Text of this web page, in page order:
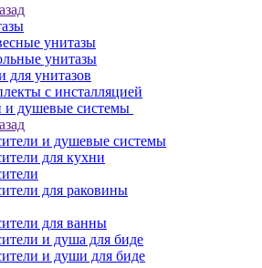
унитазы
унитазы
для унитазов
с инсталляцией
и душевые системы
и душевые системы
для кухни
для раковины
для ванны
и душа для биде
и души для биде